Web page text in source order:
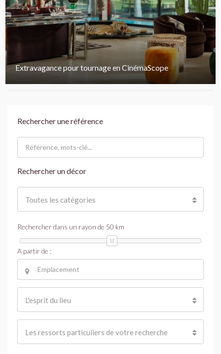
Extravagance pour tournage en CinémaScope
Rechercher une référence
Rechercher un décor
Toutes les catégories
Rechercher dans un rayon de 50 km
A partir de :
L'esprit du lieu
Les ressorts particuliers de votre recherche